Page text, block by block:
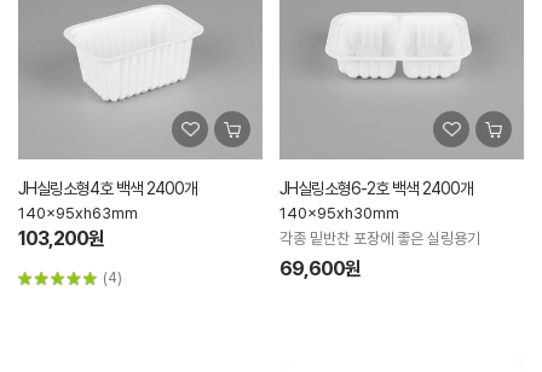
JH실링소형4호 백색 2400개
140x95xh63mm
103,200원
(4)
JH실링소형6-2호 백색 2400개
140x95xh30mm
각종 밑반찬 포장에 좋은 실링용기
69,600원